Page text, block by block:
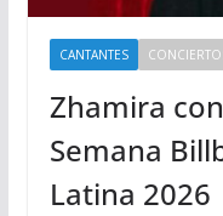
CANTANTES
Zhamira
Semana
Latina 2026